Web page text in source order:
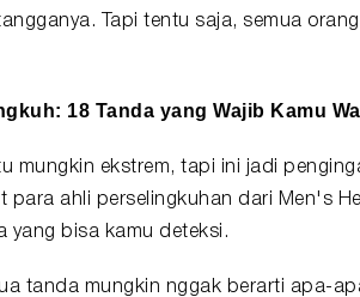
Tapi tentu saja, semua
: 18 Tanda yang Wajib Kamu
mungkin ekstrem, tapi ini jadi
para ahli perselingkuhan dari Men's
yang bisa kamu deteksi.
tanda mungkin nggak berarti apa-